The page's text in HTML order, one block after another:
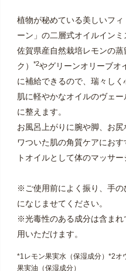
植物が秘めている美しいフ
ーン」の二層式オイルインミ
佐賀県産自然栽培レモンの蒸
ク）
*2やグリーンオリーブオ
に補給できるので、瑞々しく
肌に軽やかなオイルのヴェ
に整えます。
お風呂上がりに腕や脚、お
ワついた肌の角質ケアにお
トオイルとして体のマッサ
※ご使用前によく振り、手
になじませてください。
※光毒性のある成分は含まれ
用いただけます。
*1レモン果実水（保湿成分）*2オ
果実油（保湿成分）